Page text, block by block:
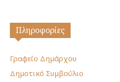
Πληροφορίες
Γραφείο Δημάρχου
Δημοτικό Συμβούλιο